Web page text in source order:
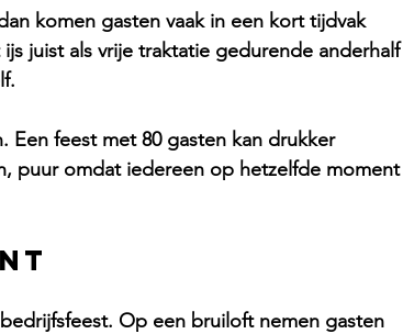
komen gasten vaak in een kort tijdvak
juist als vrije traktatie gedurende anderhalf
Een feest met 80 gasten kan drukker
puur omdat iedereen op hetzelfde moment
Op een bruiloft nemen gasten